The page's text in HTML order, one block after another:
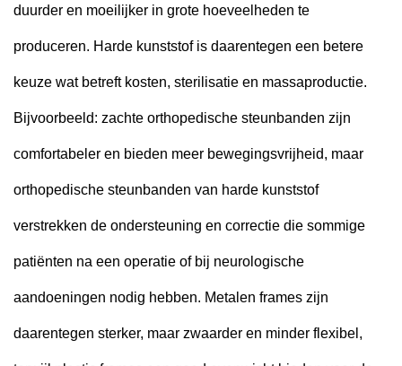
duurder en moeilijker in grote hoeveelheden te
produceren. Harde kunststof is daarentegen een betere
keuze wat betreft kosten, sterilisatie en massaproductie.
Bijvoorbeeld: zachte orthopedische steunbanden zijn
comfortabeler en bieden meer bewegingsvrijheid, maar
orthopedische steunbanden van harde kunststof
verstrekken de ondersteuning en correctie die sommige
patiënten na een operatie of bij neurologische
aandoeningen nodig hebben. Metalen frames zijn
daarentegen sterker, maar zwaarder en minder flexibel,